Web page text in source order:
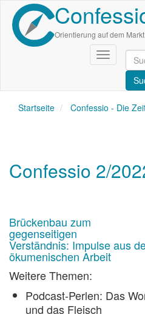
Direkt
zum
Inhalt
Orientierung auf dem
Navigation
aktivieren/
Startseite Confessio - Die
Confessio 2/
Brückenbau zum
gegenseitigen
Verständnis: Impulse aus
ökumenischen Arbeit
Weitere Themen:
Podcast-Perlen: Das
und das Fleisch